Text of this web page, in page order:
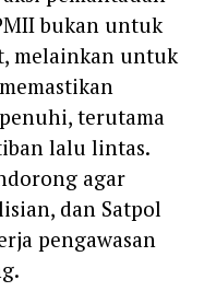
bukan untuk
melainkan untuk
terutama
lalu lintas.
agar
dan Satpol
pengawasan